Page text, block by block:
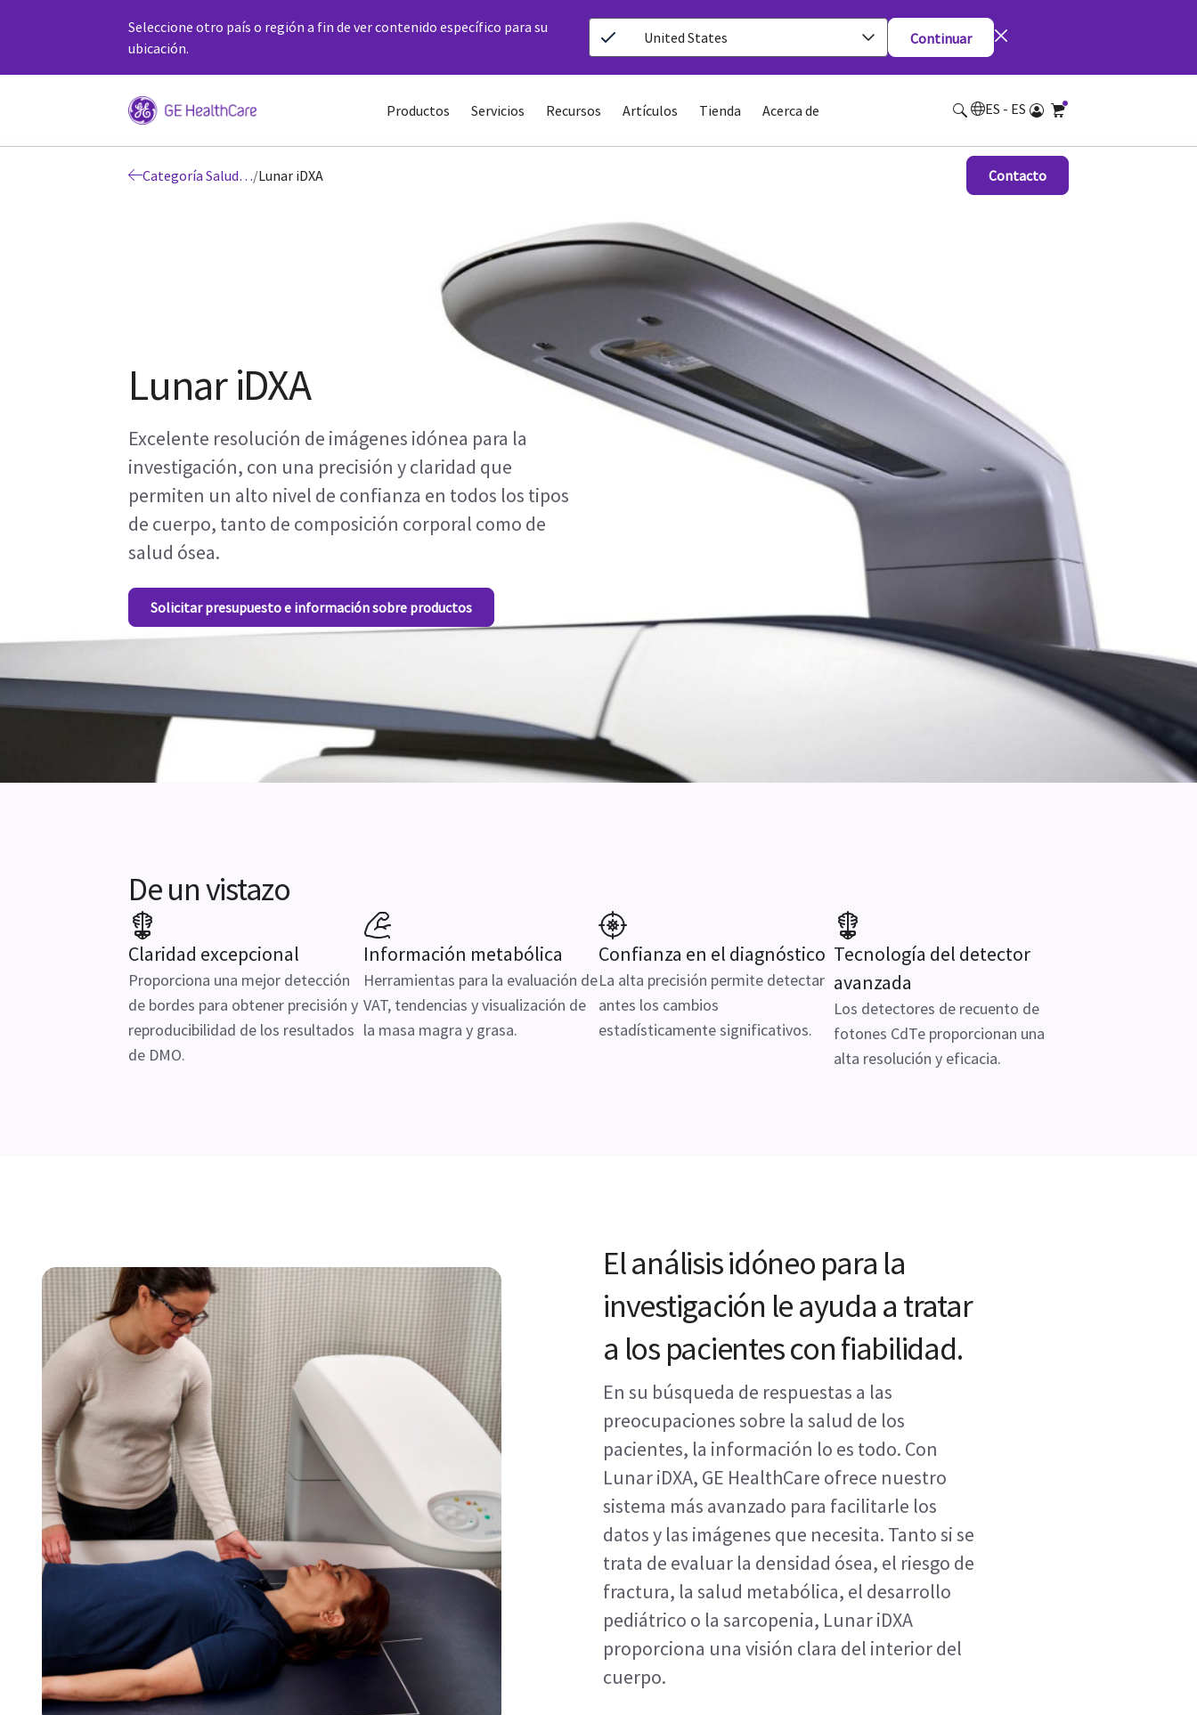
Seleccione otro país o región a fin de ver contenido específico para su
ubicación.
United States Continuar
Productos Servicios Recursos Artículos Tienda Acerca de ES - ES
Categoría Salud ósea y salud metabólica/Lunar iDXA Contacto
Lunar iDXA
Excelente resolución de imágenes idónea para la
investigación, con una precisión y claridad que
permiten un alto nivel de confianza en todos los tipos
de cuerpo, tanto de composición corporal como de
salud ósea.
Solicitar presupuesto e información sobre productos
De un vistazo
Claridad excepcional
Proporciona una mejor detección
de bordes para obtener precisión y
reproducibilidad de los resultados
de DMO.
Información metabólica
Herramientas para la evaluación de
VAT, tendencias y visualización de
la masa magra y grasa.
Confianza en el diagnóstico
La alta precisión permite detectar
antes los cambios
estadísticamente significativos.
Tecnología del detector
avanzada
Los detectores de recuento de
fotones CdTe proporcionan una
alta resolución y eficacia.
El análisis idóneo para la
investigación le ayuda a tratar
a los pacientes con fiabilidad.
En su búsqueda de respuestas a las
preocupaciones sobre la salud de los
pacientes, la información lo es todo. Con
Lunar iDXA, GE HealthCare ofrece nuestro
sistema más avanzado para facilitarle los
datos y las imágenes que necesita. Tanto si se
trata de evaluar la densidad ósea, el riesgo de
fractura, la salud metabólica, el desarrollo
pediátrico o la sarcopenia, Lunar iDXA
proporciona una visión clara del interior del
cuerpo.